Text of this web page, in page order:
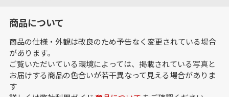
商品について
商品の仕様・外観は改良のため予告なく変更されている場合
があります。
ご覧いただいている環境によっては、掲載されている写真と
お届けする商品の色合いが若干異なって見える場合がありま
す